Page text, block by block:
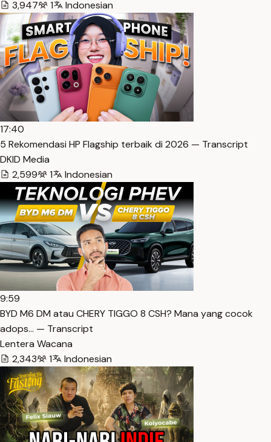
3,947 1 Indonesian
17:40
5 Rekomendasi HP Flagship terbaik di 2026 — Transcript
DKID Media
2,599
1 Indonesian
9:59
BYD M6 DM atau CHERY TIGGO 8 CSH? Mana yang cocok
adops… — Transcript
Lentera Wacana
2,343
1 Indonesian